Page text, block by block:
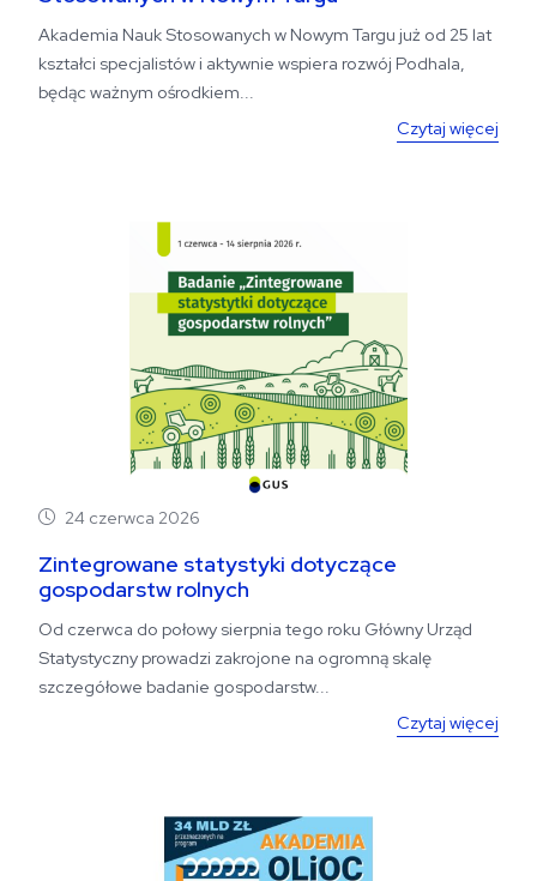
Akademia Nauk Stosowanych w Nowym Targu już od 25 lat
kształci specjalistów i aktywnie wspiera rozwój Podhala,
będąc ważnym ośrodkiem...
Czytaj więcej
24 czerwca 2026
Zintegrowane statystyki dotyczące
gospodarstw rolnych
Od czerwca do połowy sierpnia tego roku Główny Urząd
Statystyczny prowadzi zakrojone na ogromną skalę
szczegółowe badanie gospodarstw...
Czytaj więcej